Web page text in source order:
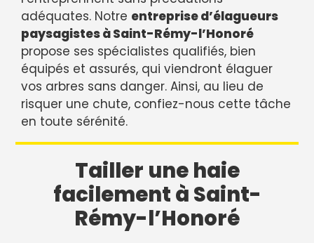
adéquates. Notre entreprise d’élagueurs
paysagistes à Saint-Rémy-l’Honoré
propose ses spécialistes qualifiés, bien
équipés et assurés, qui viendront élaguer
vos arbres sans danger. Ainsi, au lieu de
risquer une chute, confiez-nous cette tâche
en toute sérénité.
Tailler une haie
facilement à Saint-
Rémy-l’Honoré